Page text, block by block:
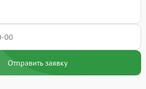
Отправить заявку